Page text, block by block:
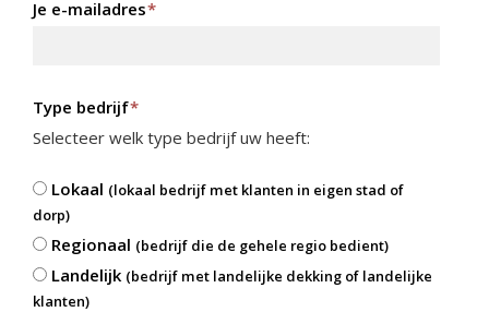
Je e-mailadres*
Type bedrijf*
Selecteer welk type bedrijf uw heeft:
Lokaal (lokaal bedrijf met klanten in eigen stad of
dorp)
Regionaal (bedrijf die de gehele regio bedient)
Landelijk (bedrijf met landelijke dekking of landelijke
klanten)